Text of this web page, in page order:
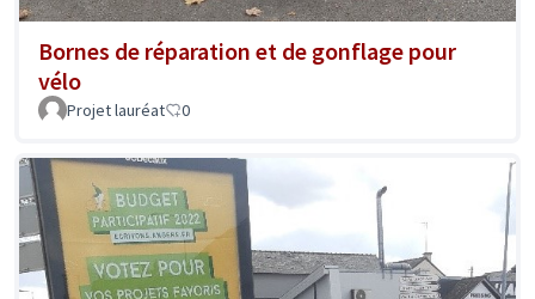
Bornes de réparation et de gonflage pour
vélo
Projet lauréat 0